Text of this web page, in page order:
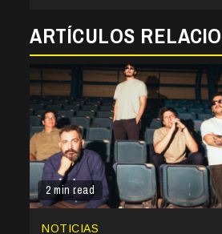
ARTÍCULOS
2 min read
NOTICIAS